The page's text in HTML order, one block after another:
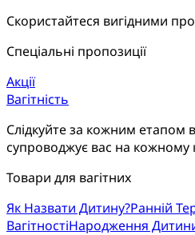
Скористайтеся вигідними
Спеціальні пропозиції
Акції
Вагітність
Слідкуйте за кожним етапом
супроводжує вас на кожному
Товари для вагітних
Як Назвати Дитину?Ранній
ВагітностіНародження